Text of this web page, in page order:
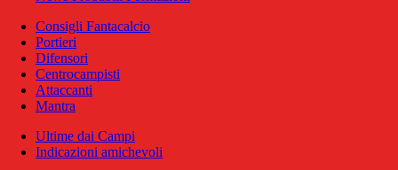
Consigli Fantacalcio
Portieri
Difensori
Centrocampisti
Attaccanti
Mantra
Ultime dai Campi
Indicazioni amichevoli